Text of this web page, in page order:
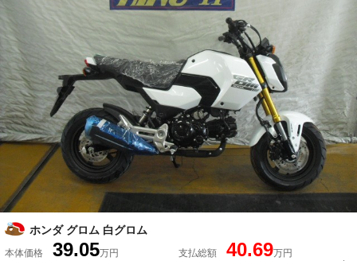
ホンダ グロム 白グロム
本体価格 39.05万円 支払総額 40.69万円